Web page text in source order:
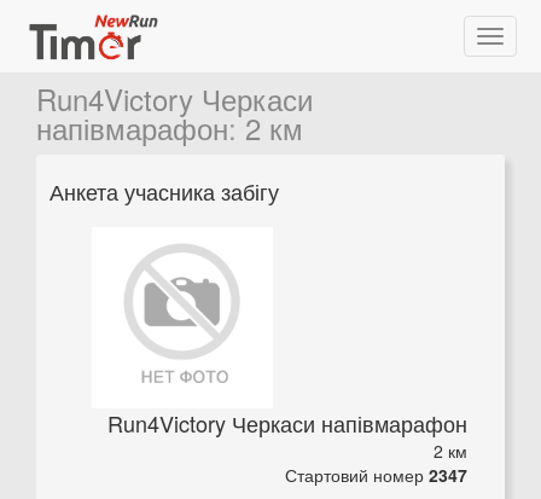
Run4Victory Черкаси
напівмарафон:2 км
Анкета учасника забігу
Run4Victory Черкаси напівмарафон
2 км
Стартовий номер 2347